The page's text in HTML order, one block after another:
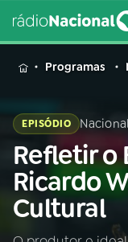
MENU
Buscar
na
Rádio
Nacional
Programas
EPISÓDIO
Refletir o
Ricardo
Cultural